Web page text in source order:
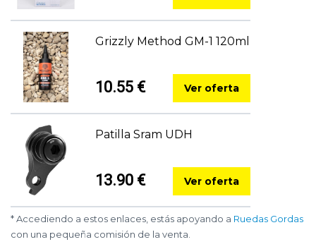
Grizzly Method GM-1 120ml
10.55 € Ver oferta
Patilla Sram UDH
13.90 € Ver oferta
* Accediendo a estos enlaces, estás apoyando a Ruedas Gordas
con una pequeña comisión de la venta.